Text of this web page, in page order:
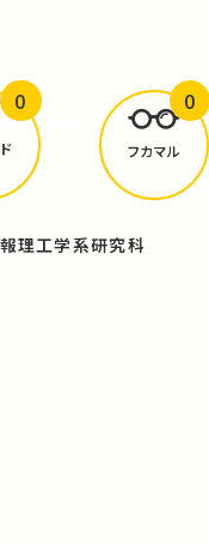
ましたか？
0
フカマル
0
理工学系研究科